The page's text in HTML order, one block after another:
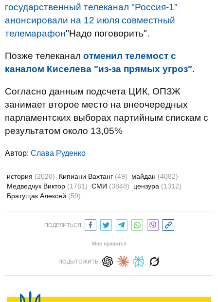
государственный телеканал "Россия-1"
анонсировали на 12 июля совместный
телемарафон"Надо поговорить".
Позже телеканал отменил телемост с
каналом Киселева "из-за прямых угроз".
Согласно данным подсчета ЦИК, ОПЗЖ
занимает второе место на внеочередных
парламентских выборах партийным спискам с
результатом около 13,05%
Автор: Слава Руденко
история (2020) Кипиани Вахтанг (49) майдан (4082)
Медведчук Виктор (1761) СМИ (3848) цензура (1312)
Братущак Алексей (59)
ПОДЕЛИТЬСЯ:
Мне нравится
ПОДЫТОЖИТЬ: